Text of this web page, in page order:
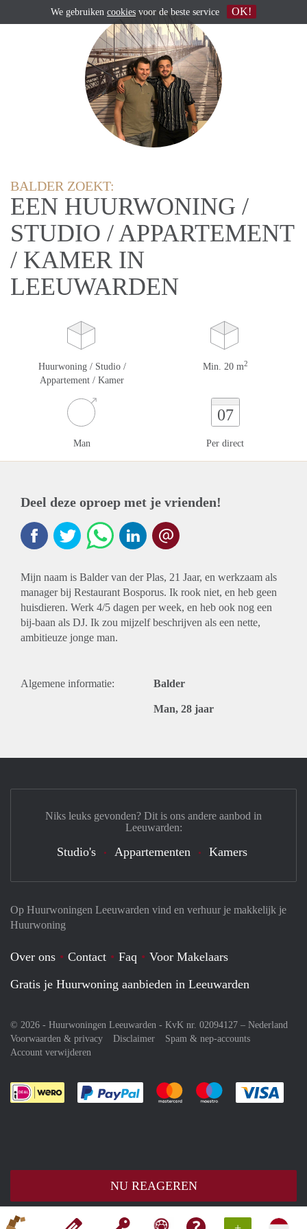
BALDER ZOEKT:
EEN HUURWONING /
STUDIO / APPARTEMENT
/ KAMER IN
LEEUWARDEN
Huurwoning / Studio /
Appartement / Kamer
Min. 20 m2
Man
07
Per direct
Deel deze oproep met je vrienden!
Mijn naam is Balder van der Plas, 21 Jaar, en werkzaam als
manager bij Restaurant Bosporus. Ik rook niet, en heb geen
huisdieren. Werk 4/5 dagen per week, en heb ook nog een
bij-baan als DJ. Ik zou mijzelf beschrijven als een nette,
ambitieuze jonge man.
Algemene informatie: Balder
Man, 28 jaar
NU REAGEREN
Op Huurwoningen Leeuwarden vind en verhuur je makkelijk je
Huurwoning
Over ons Contact Faq
Voor Makelaars
Gratis je Huurwoning aanbieden in Leeuwarden
© 2026 - Huurwoningen Leeuwarden - KvK nr. 02094127 – Nederland
Voorwaarden & privacy
Disclaimer
Spam & nep-accounts
Account verwijderen
Je rekent gemakkelijk af met Paypal
Je rekent gemakkelijk af met
Je rekent
Niks leuks gevonden? Dit is ons andere aanbod in
Leeuwarden:
Studio's Appartementen Kamers
We gebruiken cookies voor de beste service OK!